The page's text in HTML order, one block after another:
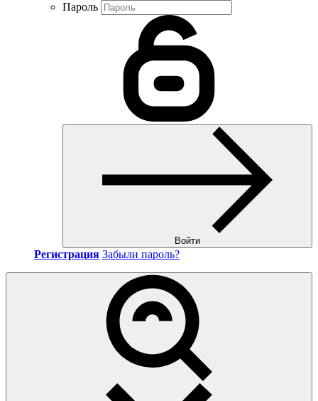
Пароль
Войти
Регистрация Забыли пароль?